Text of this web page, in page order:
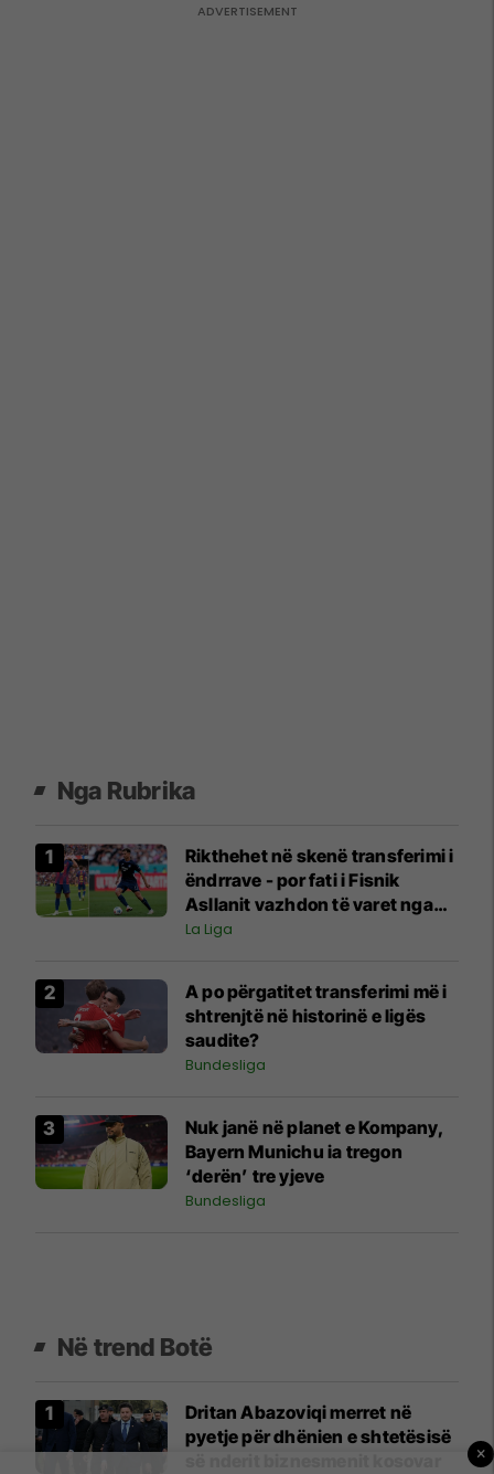
Nga Rubrika
Rikthehet në skenë transferimi i
ëndrrave - por fati i Fisnik
Asllanit vazhdon të varet nga
Ferran Torres
La Liga
A po përgatitet transferimi më i
shtrenjtë në historinë e ligës
saudite?
Bundesliga
Nuk janë në planet e Kompany,
Bayern Munichu ia tregon
‘derën’ tre yjeve
Bundesliga
Në trend Botë
Dritan Abazoviqi merret në
pyetje për dhënien e shtetësisë
×